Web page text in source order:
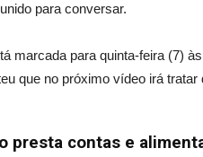
para conversar.
marcada para quinta-feira (7)
que no próximo vídeo irá
presta contas e